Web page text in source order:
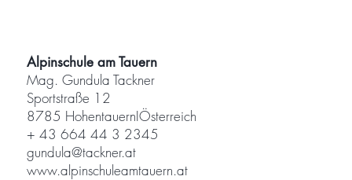
Alpinschule am Tauern
Mag. Gundula Tackner
Sportstraße 12
8785 HohentauernIÖsterreich
+ 43 664 44 3 2345
gundula@tackner.at
www.alpinschuleamtauern.at